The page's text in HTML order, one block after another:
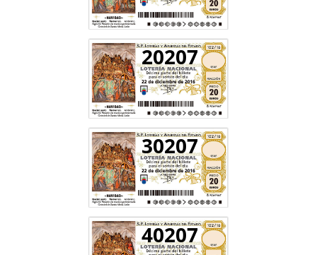
20207
30207
40207